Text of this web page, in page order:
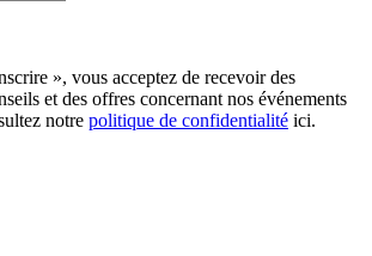
», vous acceptez de recevoir des
et des offres concernant nos événements
notre politique de confidentialité ici.